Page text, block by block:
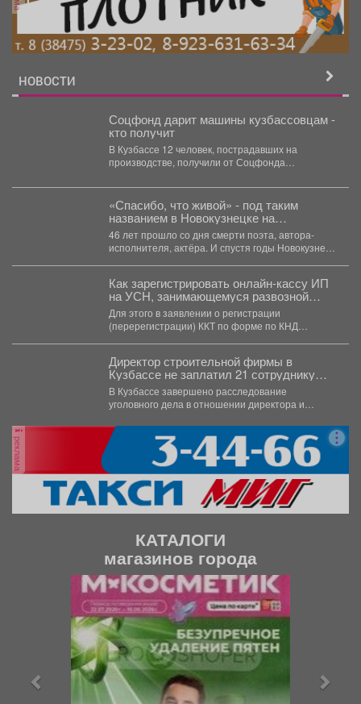
НОВОСТИ
Соцфонд дарит машины кузбассовцам -
кто получит
В Кузбассе 12 человек, пострадавших на
производстве, получили от Соцфонда
«Спасибо, что живой» - под таким
названием в Новокузнецке на
«Кузбасской ярмарке» состоялся
концерт памяти Владимира Высоцкого.
46 лет прошло со дня смерти поэта, автора-
исполнителя, актёра. И спустя годы Новокузнецк
Как зарегистрировать онлайн-кассу ИП
на УСН, занимающемуся развозной
торговлей
Для этого в заявлении о регистрации
(перерегистрации) ККТ по форме по КНД
Директор строительной фирмы в
Кузбассе не заплатил 21 сотруднику
деньги
В Кузбассе завершено расследование
уголовного дела в отношении директора и
реклама
КАТАЛОГИ
магазинов города